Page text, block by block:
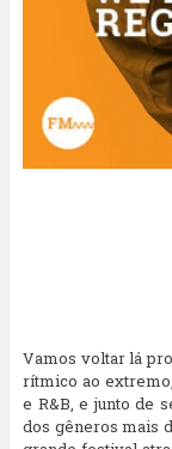
Vamos voltar lá
rítmico ao
e R&B, e junto de
dos gêneros mais